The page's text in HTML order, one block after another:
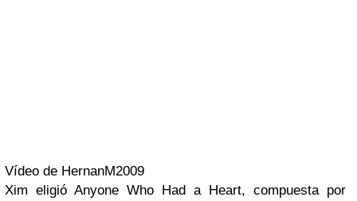
Vídeo de HernanM2009
Xim eligió Anyone Who Had a Heart, compuesta por